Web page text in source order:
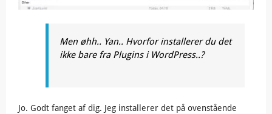
Men øhh.. Yan.. Hvorfor installerer du det
ikke bare fra Plugins i WordPress..?
Jo. Godt fanget af dig. Jeg installerer det på ovenstående